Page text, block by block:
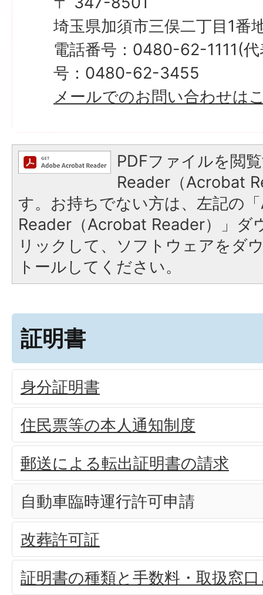
埼玉県加須市三俣二丁目1番
電話番号：0480-62-1111(
号：0480-62-3455
メールでのお問い合わせは
PDFファイルを閲
Reader（Acrobat
す。お持ちでない方は、左記の
Reader（Acrobat Reader）」ダ
リックして、ソフトウェアをダ
トールしてください。
証明書
身分証明書
住民票等の本人通知制度
郵送による転出証明書の請求
自動車臨時運行許可申請
改葬許可証
証明書の種類と手数料・取扱窓